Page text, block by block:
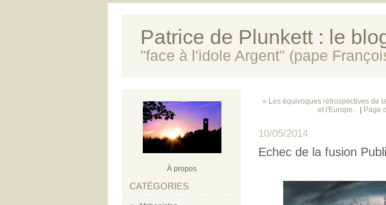
Patrice de Plunkett : le
"face à l'idole Argent" (pape
À propos
CATÉGORIES
« Les équivoques rétrospectives de
et l'Europe...
Page
10/05/2014
Echec de la fusion